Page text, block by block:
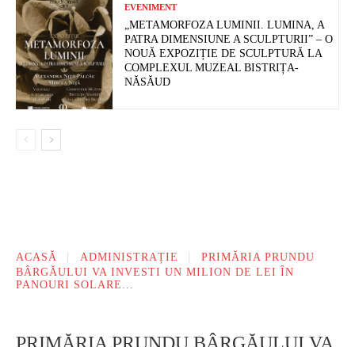
EVENIMENT
„METAMORFOZA LUMINII. LUMINA, A
PATRA DIMENSIUNE A SCULPTURII” – O
NOUĂ EXPOZIȚIE DE SCULPTURĂ LA
COMPLEXUL MUZEAL BISTRIȚA-
NĂSĂUD